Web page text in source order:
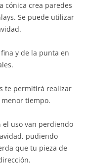
cónica crea paredes
Se puede utilizar
y de la punta en
te permitirá realizar
tiempo.
el uso van perdiendo
pudiendo
que tu pieza de